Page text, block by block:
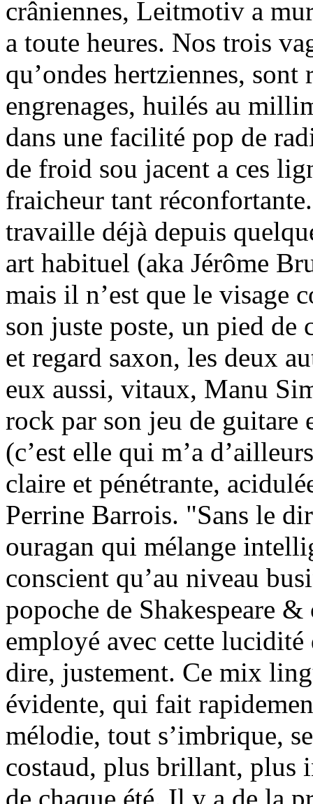
crâniennes, Leitmotiv a
a toute heures. Nos trois
qu’ondes hertziennes,
engrenages, huilés au
dans une facilité pop de
de froid sou jacent a ces
fraicheur tant
travaille déjà depuis
art habituel (aka Jérôme
mais il n’est que le visage
son juste poste, un pied de
et regard saxon, les deux
eux aussi, vitaux, Manu
rock par son jeu de
(c’est elle qui m’a
claire et pénétrante,
Perrine Barrois. "Sans le
ouragan qui mélange
conscient qu’au niveau
popoche de Shakespeare
employé avec cette lucidité
dire, justement. Ce mix
évidente, qui fait
mélodie, tout s’imbrique,
costaud, plus brillant, plus
de chaque été. Il y a de la